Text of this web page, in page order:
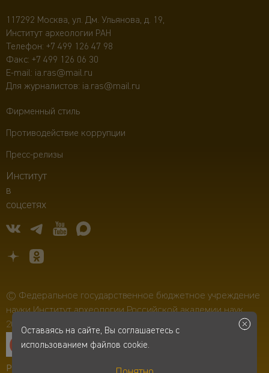
117292 Москва, ул. Дм. Ульянова, д. 19,
Институт археологии РАН
Телефон: +7 499 126 47 98
Факс: +7 499 126 06 30
E-mail: ia.ras@mail.ru
Для журналистов: ia.ras@mail.ru
Фирменный стиль
Противодействие коррупции
Пресс-релизы
Институт
в
соцсетях
© Федеральное государственное бюджетное учреждение
науки Институт археологии Российской академии наук,
2006–2026
Разработка сайта Infospice
Оставаясь на сайте, Вы соглашаетесь с
использованием файлов cookie.